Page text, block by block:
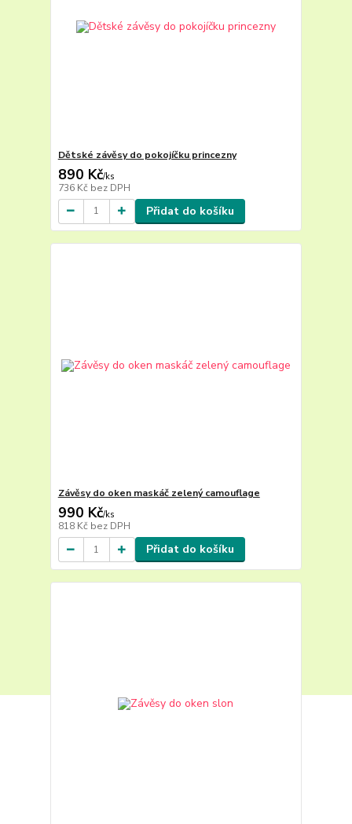
Dětské závěsy do pokojíčku princezny
890 Kč/ks
736 Kč bez DPH
Přidat do košíku
Závěsy do oken maskáč zelený camouflage
990 Kč/ks
818 Kč bez DPH
Přidat do košíku